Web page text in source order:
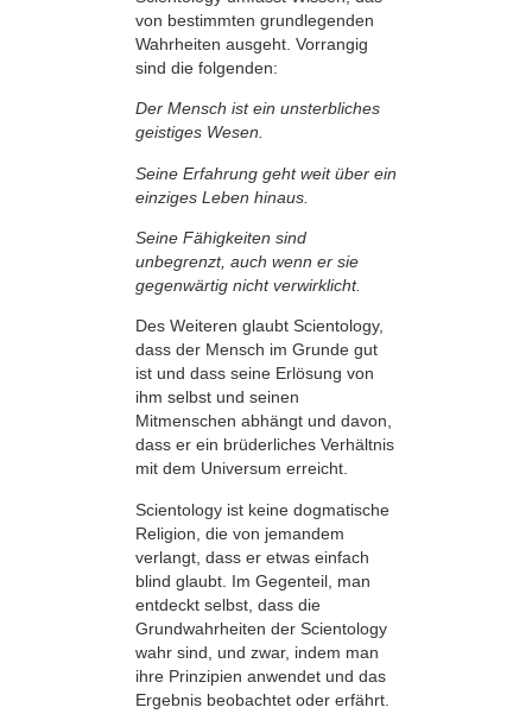
von bestimmten grundlegenden
Wahrheiten ausgeht. Vorrangig
sind die folgenden:
Der Mensch ist ein unsterbliches
geistiges Wesen.
Seine Erfahrung geht weit über ein
einziges Leben hinaus.
Seine Fähigkeiten sind
unbegrenzt, auch wenn er sie
gegenwärtig nicht verwirklicht.
Des Weiteren glaubt Scientology,
dass der Mensch im Grunde gut
ist und dass seine Erlösung von
ihm selbst und seinen
Mitmenschen abhängt und davon,
dass er ein brüderliches Verhältnis
mit dem Universum erreicht.
Scientology ist keine dogmatische
Religion, die von jemandem
verlangt, dass er etwas einfach
blind glaubt. Im Gegenteil, man
entdeckt selbst, dass die
Grundwahrheiten der Scientology
wahr sind, und zwar, indem man
ihre Prinzipien anwendet und das
Ergebnis beobachtet oder erfährt.